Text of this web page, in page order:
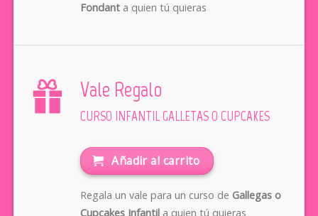
Fondanta quien tú quieras
Vale Regalo
CURSO INFANTIL GALLETAS O CUPCAKES
Añadir al carrito
Regala un vale para un curso de Gallegas o
Cupcakes Infantila quien tú quieras